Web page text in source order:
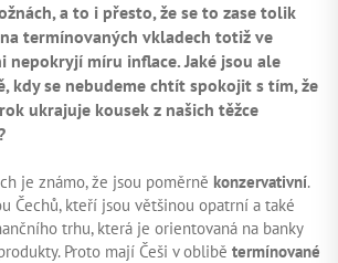
ZAČÍT INVESTOVAT
PŘIHLÁSIT
a to i přesto, že se to zase tolik
termínovaných vkladech totiž ve
nepokryjí míru inflace. Jaké jsou ale
kdy se nebudeme chtít spokojit s tím, že
ukrajuje kousek z našich těžce
je známo, že jsou poměrně konzervativní.
Čechů, kteří jsou většinou opatrní a také
trhu, která je orientovaná na banky
Proto mají Češi v oblibě termínované